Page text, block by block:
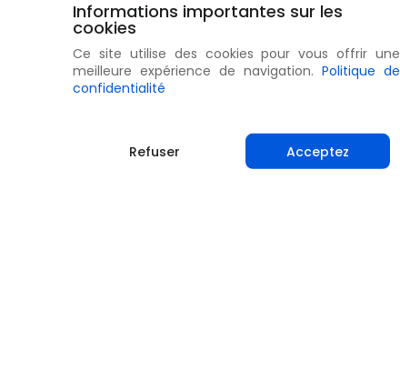
Partager
Informations importantes sur les
cookies
Ce site utilise des cookies pour vous offrir une
meilleure expérience de navigation. Politique de
confidentialité
Refuser Acceptez